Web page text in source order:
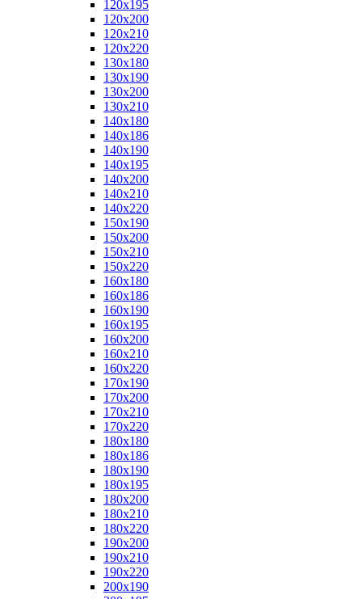
120x195
120x200
120x210
120x220
130x180
130x190
130x200
130x210
140x180
140x186
140x190
140x195
140x200
140x210
140x220
150x190
150x200
150x210
150x220
160x180
160x186
160x190
160x195
160x200
160x210
160x220
170x190
170x200
170x210
170x220
180x180
180x186
180x190
180x195
180x200
180x210
180x220
190x200
190x210
190x220
200x190